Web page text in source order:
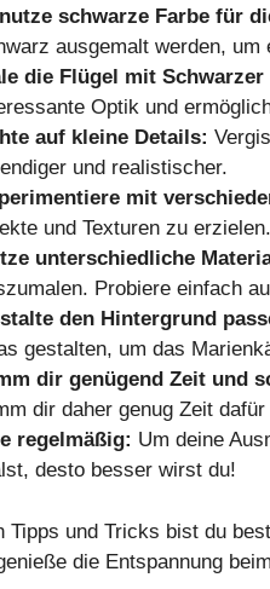
schwarze Farbe für
ausgemalt werden, um
die Flügel mit
Optik und
auf kleine Details:
und realistischer.
mit
und Texturen zu erzielen.
unterschiedliche
Probiere einfach
den Hintergrund
gestalten, um das
dir genügend Zeit und
dir daher genug Zeit
regelmäßig: Um deine
desto besser wirst du!
Tipps und Tricks bist du
die Entspannung